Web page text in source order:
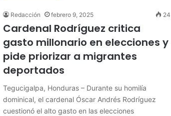
Redacción febrero 9, 2025 24
Cardenal Rodríguez critica
gasto millonario en elecciones y
pide priorizar a migrantes
deportados
Tegucigalpa, Honduras – Durante su homilía
dominical, el cardenal Óscar Andrés Rodríguez
cuestionó el alto gasto en las elecciones